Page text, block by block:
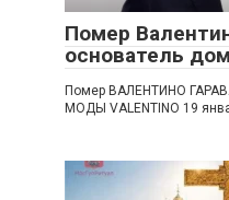
Помер
основатель
Помер ВАЛЕНТИНО
МОДЫ VALENTINO 19